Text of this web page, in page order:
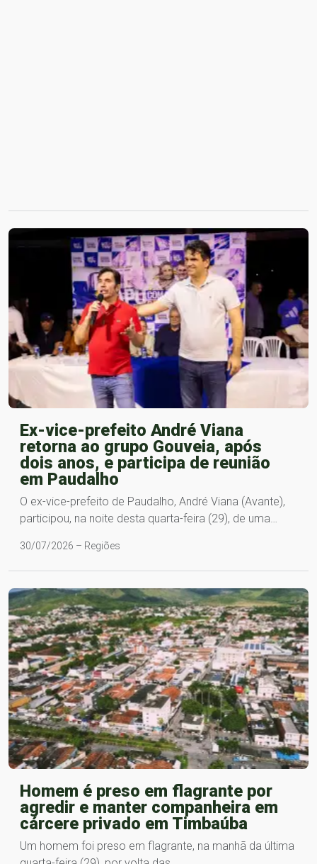
Ex-vice-prefeito André Viana
retorna ao grupo Gouveia, após
dois anos, e participa de reunião
em Paudalho
O ex-vice-prefeito de Paudalho, André Viana (Avante),
participou, na noite desta quarta-feira (29), de uma…
30/07/2026 – Regiões
Homem é preso em flagrante por
agredir e manter companheira em
cárcere privado em Timbaúba
Um homem foi preso em flagrante, na manhã da última